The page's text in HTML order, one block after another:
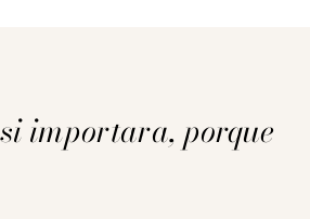
importara, porque